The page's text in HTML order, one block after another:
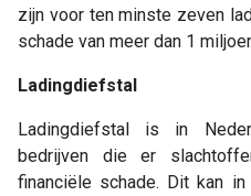
zijn voor ten minste zeven
schade van meer dan 1
Ladingdiefstal
Ladingdiefstal is in
bedrijven die er
financiële schade. Dit kan in